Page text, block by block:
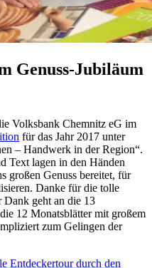
Genuss-Jubiläum
Volksbank Chemnitz eG im
für das Jahr 2017 unter
– Handwerk in der Region“.
Text lagen in den Händen
großen Genuss bereitet, für
Danke für die tolle
Dank geht an die 13
12 Monatsblätter mit großem
zum Gelingen der
Entdeckertour durch den